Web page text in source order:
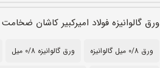
ورق گالوانیزه فولاد امیرکبیر کاشان ضخامت ۰/۸ میل عرض ۱/۲۵ متر حالت رول
ورق 0/8 میل گالوانیزه ورق گالوانیزه 0/8 میل